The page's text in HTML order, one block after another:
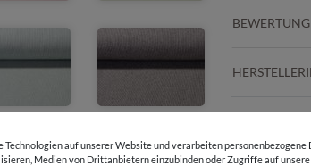
auf unserer Website und verarbeiten personenbezogene
Medien von Drittanbietern einzubinden oder Zugriffe auf